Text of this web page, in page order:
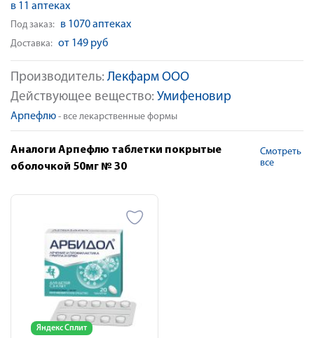
Производитель: Лекфарм ООО
Действующее вещество: Умифеновир
Арпефлю - все лекарственные формы
в 11 аптеках
Под заказ: в 1070 аптеках
Доставка: от 149 руб
Аналоги Арпефлю таблетки покрытые
оболочкой 50мг № 30
Смотреть
все
Яндекс Сплит